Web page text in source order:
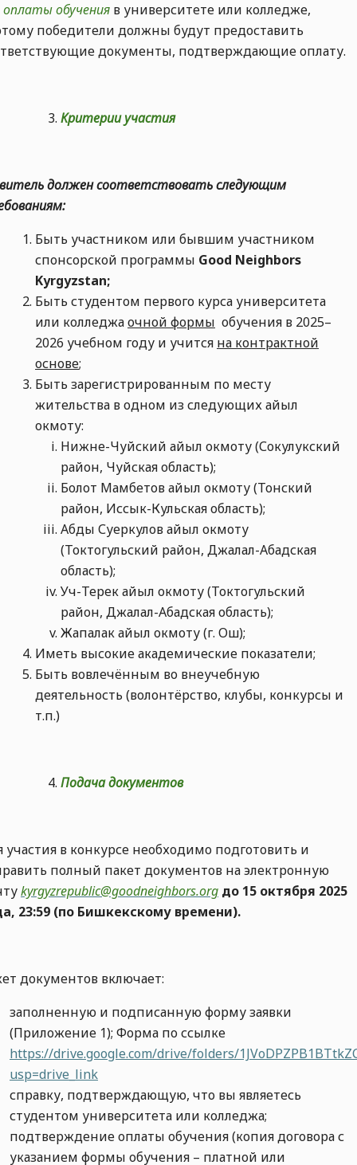
оплаты обучения в университете или колледже,
победители должны будут предоставить
документы, подтверждающие оплату.
Критерии участия
должен соответствовать следующим
Быть участником или бывшим участником
спонсорской программы Good Neighbors
Kyrgyzstan;
Быть студентом первого курса университета
или колледжаочной формы обучения в 2025–
2026 учебном году и учится на контрактной
основе;
Быть зарегистрированным по месту
жительства в одном из следующих айыл
окмоту:
Нижне-Чуйский айыл окмоту (Сокулукский
район, Чуйская область);
Болот Мамбетов айыл окмоту (Тонский
район, Иссык-Кульская область);
Абды Суеркулов айыл окмоту
(Токтогульский район, Джалал-Абадская
область);
Уч-Терек айыл окмоту (Токтогульский
район, Джалал-Абадская область);
Жапалак айыл окмоту (г. Ош);
Иметь высокие академические показатели;
Быть вовлечённым во внеучебную
деятельность (волонтёрство, клубы, конкурсы и
т.п.)
Подача документов
участия в конкурсе необходимо подготовить и
полный пакет документов на электронную
kyrgyzrepublic@goodneighbors.org до 15 октября 2025
23:59 (по Бишкекскому времени).
документов включает:
заполненную и подписанную форму заявки
(Приложение 1); Форма по ссылке
https://drive.google.com/drive/folders/
usp=drive_link
справку, подтверждающую, что вы являетесь
студентом университета или колледжа;
подтверждение оплаты обучения (копия договора с
указанием формы обучения – платной или